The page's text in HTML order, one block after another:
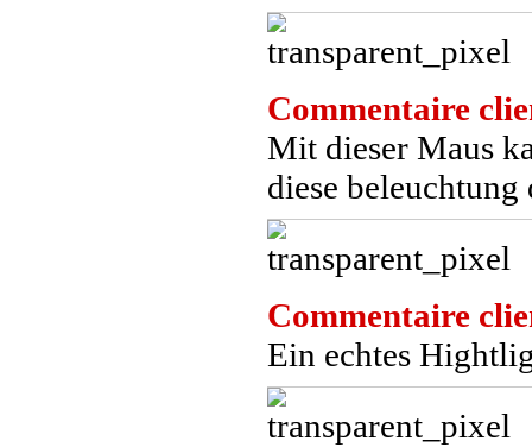
Commentaire
Mit dieser Maus
diese
Commentaire
Ein echtes